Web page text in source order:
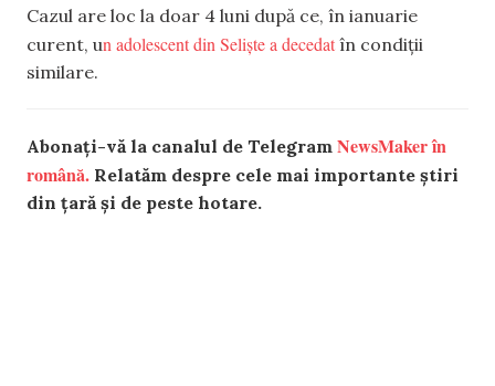
Cazul are loc la doar 4 luni după ce, în ianuarie
curent, un adolescent din Seliște a decedat în condiții
similare.
Abonați-vă la canalul de Telegram NewsMaker în
română. Relatăm despre cele mai importante știri
din țară și de peste hotare.